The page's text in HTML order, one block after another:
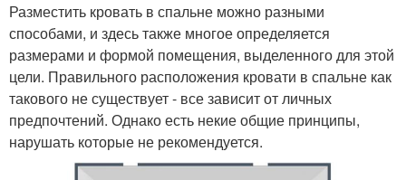
Разместить кровать в спальне можно разными
способами, и здесь также многое определяется
размерами и формой помещения, выделенного для этой
цели. Правильного расположения кровати в спальне как
такового не существует - все зависит от личных
предпочтений. Однако есть некие общие принципы,
нарушать которые не рекомендуется.